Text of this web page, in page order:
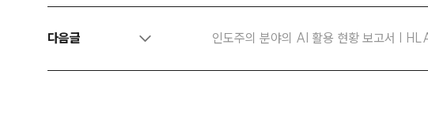
다음글 인도주의 분야의 AI 활용 현황 보고서 |